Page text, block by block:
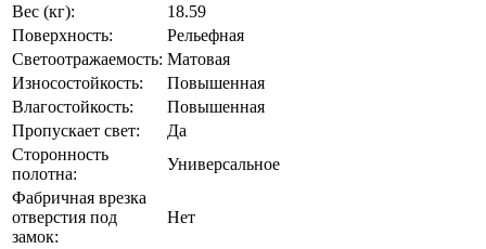
Вес (кг):
18.59
Поверхность:
Рельефная
Светоотражаемость: Матовая
Износостойкость:
Повышенная
Влагостойкость:
Повышенная
Пропускает свет:
Да
Сторонность
полотна:
Универсальное
Фабричная врезка
отверстия под
замок:
Нет